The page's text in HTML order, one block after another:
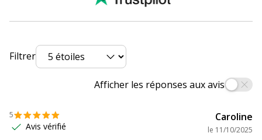
Filtrer
Afficher les réponses aux avis
5
Avis vérifié
Caroline
le 11/10/2025